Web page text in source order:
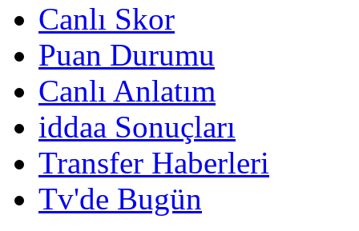
Canlı Skor
Puan Durumu
Canlı Anlatım
iddaa Sonuçları
Transfer Haberleri
Tv'de Bugün